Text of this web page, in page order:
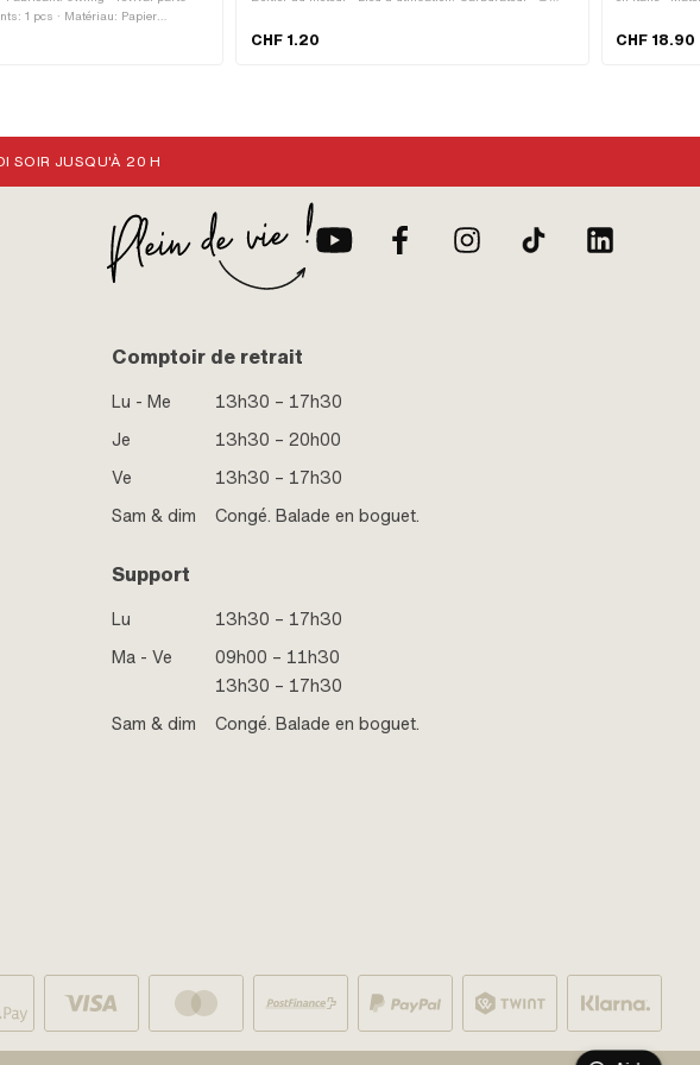
1 pcs · Matériau: Papier
de points de fixation: 7 pcs
mm · Champ d'application: Standard · Puch numéro
CHF 1.20
fixation: 4 pcs
CHF 18.90
SOIR JUSQU'À 20 H
Comptoir de retrait
Lu - Me
13h30 – 17h30
Je
13h30 – 20h00
Ve
13h30 – 17h30
Sam & dim
Congé. Balade en boguet.
Support
Lu
13h30 – 17h30
Ma - Ve
09h00 – 11h30
13h30 – 17h30
Sam & dim
Congé. Balade en boguet.